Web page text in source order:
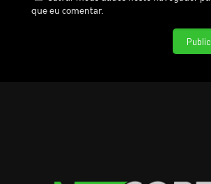
que eu comentar.